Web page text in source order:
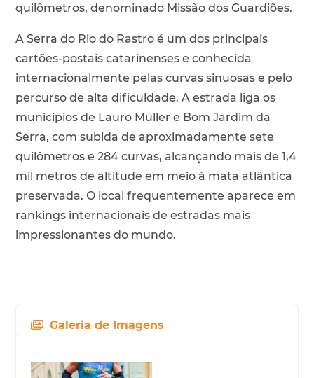
quilômetros, denominado Missão dos Guardiões.
A Serra do Rio do Rastro é um dos principais
cartões-postais catarinenses e conhecida
internacionalmente pelas curvas sinuosas e pelo
percurso de alta dificuldade. A estrada liga os
municípios de Lauro Müller e Bom Jardim da
Serra, com subida de aproximadamente sete
quilômetros e 284 curvas, alcançando mais de 1,4
mil metros de altitude em meio à mata atlântica
preservada. O local frequentemente aparece em
rankings internacionais de estradas mais
impressionantes do mundo.
Galeria de Imagens